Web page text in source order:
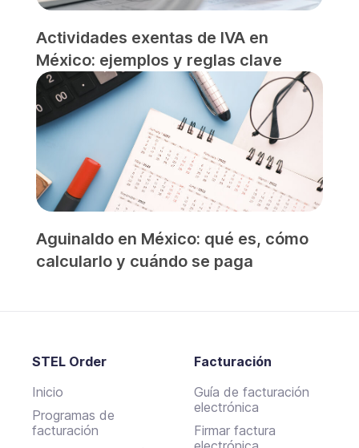
Actividades exentas de IVA en
México: ejemplos y reglas clave
Aguinaldo en México: qué es, cómo
calcularlo y cuándo se paga
STEL Order
Inicio
Programas de
facturación
Facturación
Guía de facturación
electrónica
Firmar factura